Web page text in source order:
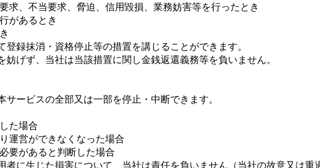
求、不当要求、脅迫、信用毀損、業務妨害等を行ったとき
があるとき
録抹消・資格停止等の措置を講じることができます。
げず、当社は当該措置に関し金銭返還義務等を負いません。
ービスの全部又は一部を停止・中断できます。
た場合
運営ができなくなった場合
要があると判断した場合
者に生じた損害について、当社は責任を負いません（当社の故意又は重